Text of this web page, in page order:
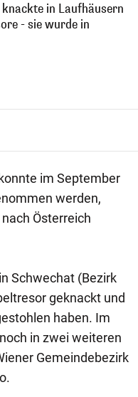
in Laufhäusern
- sie wurde in
im September
werden,
Österreich
Schwechat (Bezirk
geknackt und
haben. Im
in zwei weiteren
Gemeindebezirk